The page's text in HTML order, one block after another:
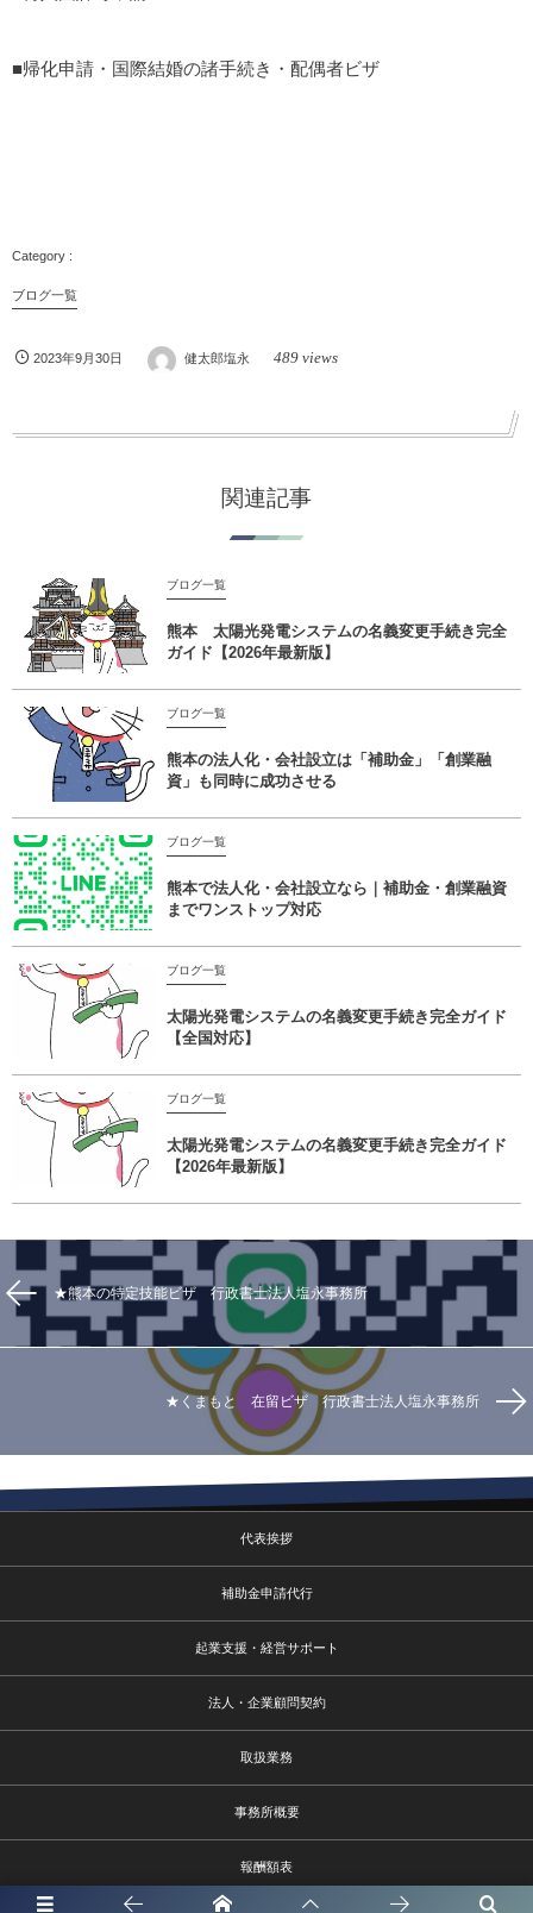
■帰化申請・国際結婚の諸手続き・配偶者ビザ
ブログ一覧
2023年9月30日 健太郎塩永 489 views
関連記事
ブログ一覧
熊本 太陽光発電システムの名義変更手続き完全
ガイド【2026年最新版】
ブログ一覧
熊本の法人化・会社設立は「補助金」「創業融
資」も同時に成功させる
ブログ一覧
熊本で法人化・会社設立なら｜補助金・創業融資
までワンストップ対応
ブログ一覧
太陽光発電システムの名義変更手続き完全ガイド
【全国対応】
ブログ一覧
太陽光発電システムの名義変更手続き完全ガイド
【2026年最新版】
★熊本の特定技能ビザ 行政書士法人塩永事務所
★くまもと 在留ビザ 行政書士法人塩永事務所
代表挨拶
補助金申請代行
起業支援・経営サポート
法人・企業顧問契約
取扱業務
事務所概要
報酬額表